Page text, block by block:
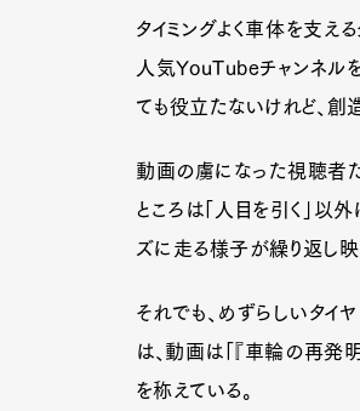
タイミングよく車体を支え
人気YouTubeチャンネルを
ても役立たないけれど、創
動画の虜になった視聴者た
ところは「人目を引く」以
ズに走る様子が繰り返し映
それでも、めずらしいタイ
は、動画は「『車輪の再発
を称えている。